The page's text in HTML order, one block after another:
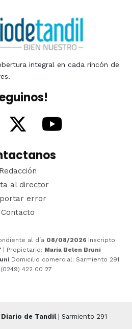
integral en cada rincón de
Redacción
al director
error
Contacto
al día 08/08/2026 Inscripto
| Propietario: María Belen Bruni
Domicilio comercial: Sarmiento 291
(0249) 422 00 27
Diario de Tandil| Sarmiento 291